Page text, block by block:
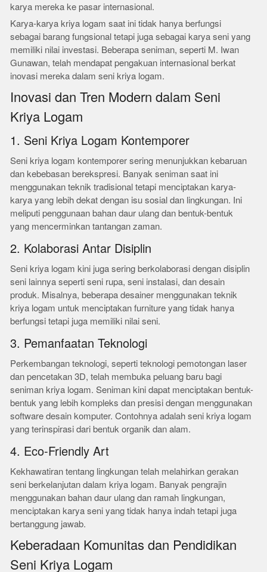
karya mereka ke pasar internasional.
Karya-karya kriya logam saat ini tidak hanya berfungsi
sebagai barang fungsional tetapi juga sebagai karya seni yang
memiliki nilai investasi. Beberapa seniman, seperti M. Iwan
Gunawan, telah mendapat pengakuan internasional berkat
inovasi mereka dalam seni kriya logam.
Inovasi dan Tren Modern dalam Seni
Kriya Logam
1. Seni Kriya Logam Kontemporer
Seni kriya logam kontemporer sering menunjukkan kebaruan
dan kebebasan berekspresi. Banyak seniman saat ini
menggunakan teknik tradisional tetapi menciptakan karya-
karya yang lebih dekat dengan isu sosial dan lingkungan. Ini
meliputi penggunaan bahan daur ulang dan bentuk-bentuk
yang mencerminkan tantangan zaman.
2. Kolaborasi Antar Disiplin
Seni kriya logam kini juga sering berkolaborasi dengan disiplin
seni lainnya seperti seni rupa, seni instalasi, dan desain
produk. Misalnya, beberapa desainer menggunakan teknik
kriya logam untuk menciptakan furniture yang tidak hanya
berfungsi tetapi juga memiliki nilai seni.
3. Pemanfaatan Teknologi
Perkembangan teknologi, seperti teknologi pemotongan laser
dan pencetakan 3D, telah membuka peluang baru bagi
seniman kriya logam. Seniman kini dapat menciptakan bentuk-
bentuk yang lebih kompleks dan presisi dengan menggunakan
software desain komputer. Contohnya adalah seni kriya logam
yang terinspirasi dari bentuk organik dan alam.
4. Eco-Friendly Art
Kekhawatiran tentang lingkungan telah melahirkan gerakan
seni berkelanjutan dalam kriya logam. Banyak pengrajin
menggunakan bahan daur ulang dan ramah lingkungan,
menciptakan karya seni yang tidak hanya indah tetapi juga
bertanggung jawab.
Keberadaan Komunitas dan Pendidikan
Seni Kriya Logam